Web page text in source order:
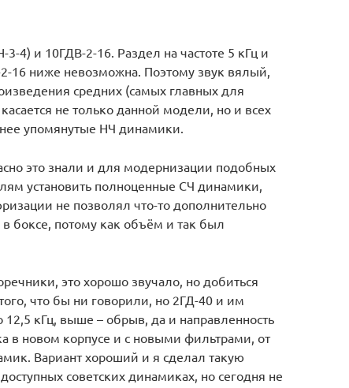
4) и 10ГДВ-2-16. Раздел на частоте 5 кГц и
16 ниже невозможна. Поэтому звук вялый,
средних (самых главных для
не только данной модели, но и всех
упомянутые НЧ динамики.
это знали и для модернизации подобных
установить полноценные СЧ динамики,
не позволял что-то дополнительно
боксе, потому как объём и так был
это хорошо звучало, но добиться
что бы ни говорили, но 2ГД-40 и им
кГц, выше – обрыв, да и направленность
в новом корпусе и с новыми фильтрами, от
Вариант хороший и я сделал такую
советских динамиках, но сегодня не